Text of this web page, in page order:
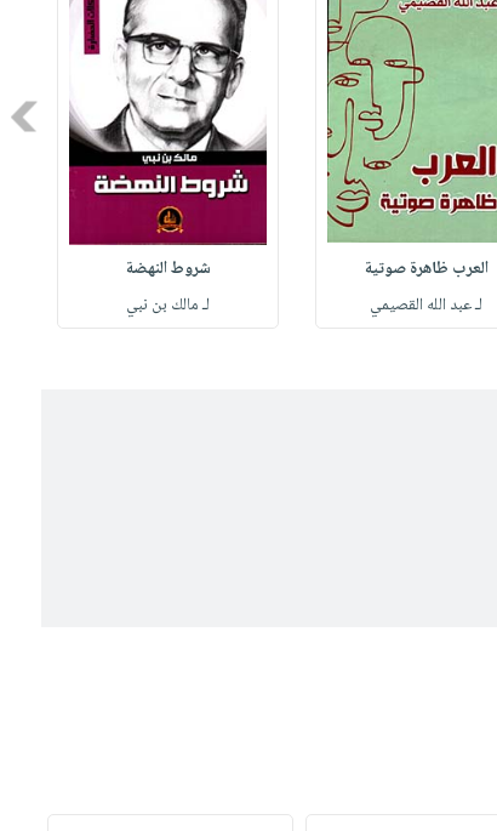
العرب ظاهرة صوتية
لـ عبد الله القصيمي
شروط النهضة
لـ مالك بن نبي